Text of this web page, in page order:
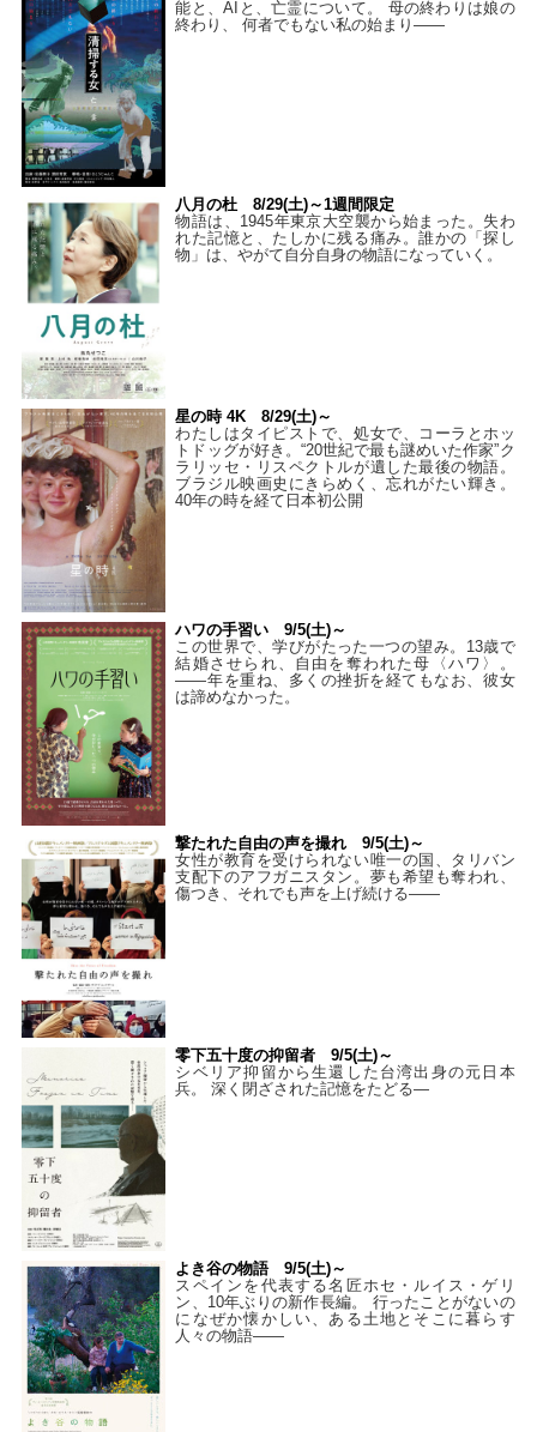
能と、AIと、亡霊について。 母の終わりは娘の
終わり、 何者でもない私の始まり――
八月の杜 8/29(土)～1週間限定
物語は、1945年東京大空襲から始まった。失わ
れた記憶と、たしかに残る痛み。誰かの「探し
物」は、やがて自分自身の物語になっていく。
星の時 4K 8/29(土)～
わたしはタイピストで、処⼥で、コーラとホッ
トドッグが好き。“20世紀で最も謎めいた作家”ク
ラリッセ・リスペクトルが遺した最後の物語。
ブラジル映画史にきらめく、忘れがたい輝き。
40年の時を経て⽇本初公開
ハワの手習い 9/5(土)～
この世界で、学びがたった一つの望み。13歳で
結婚させられ、自由を奪われた母〈ハワ〉。
——年を重ね、多くの挫折を経てもなお、彼女
は諦めなかった。
撃たれた自由の声を撮れ 9/5(土)～
女性が教育を受けられない唯一の国、タリバン
支配下のアフガニスタン。夢も希望も奪われ、
傷つき、それでも声を上げ続ける——
零下五十度の抑留者 9/5(土)～
シベリア抑留から生還した台湾出身の元日本
兵。 深く閉ざされた記憶をたどる—
よき谷の物語 9/5(土)～
スペインを代表する名匠ホセ・ルイス・ゲリ
ン、10年ぶりの新作長編。 行ったことがないの
になぜか懐かしい、ある土地とそこに暮らす
人々の物語――